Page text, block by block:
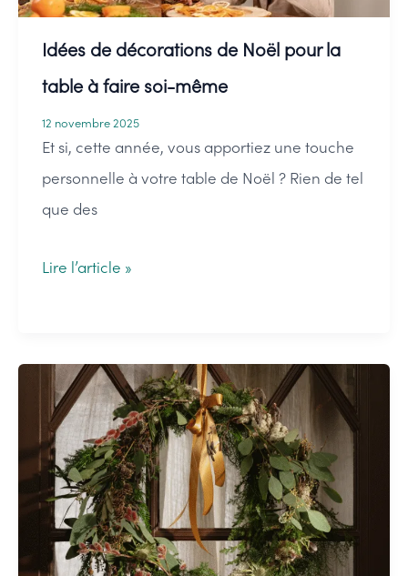
touche
florale
à
tradition
Idées de décorations de Noël pour la
table à faire soi-même
12 novembre 2025
Et si, cette année, vous apportiez une touche
personnelle à votre table de Noël ? Rien de tel
que des
Idées
de
Noël
pour
la
table
à
faire
Lire l’article »